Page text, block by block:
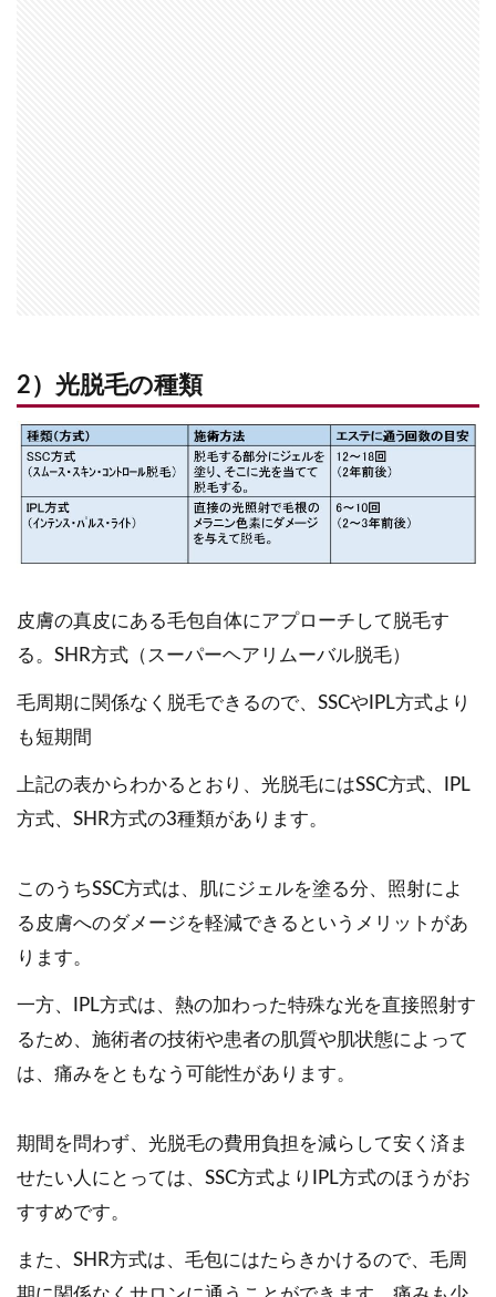
2）光脱毛の種類
皮膚の真皮にある毛包自体にアプローチして脱毛す
る。SHR方式（スーパーヘアリムーバル脱毛）
毛周期に関係なく脱毛できるので、SSCやIPL方式より
も短期間
上記の表からわかるとおり、光脱毛にはSSC方式、IPL
方式、SHR方式の3種類があります。
このうちSSC方式は、肌にジェルを塗る分、照射によ
る皮膚へのダメージを軽減できるというメリットがあ
ります。
一方、IPL方式は、熱の加わった特殊な光を直接照射す
るため、施術者の技術や患者の肌質や肌状態によって
は、痛みをともなう可能性があります。
期間を問わず、光脱毛の費用負担を減らして安く済ま
せたい人にとっては、SSC方式よりIPL方式のほうがお
すすめです。
また、SHR方式は、毛包にはたらきかけるので、毛周